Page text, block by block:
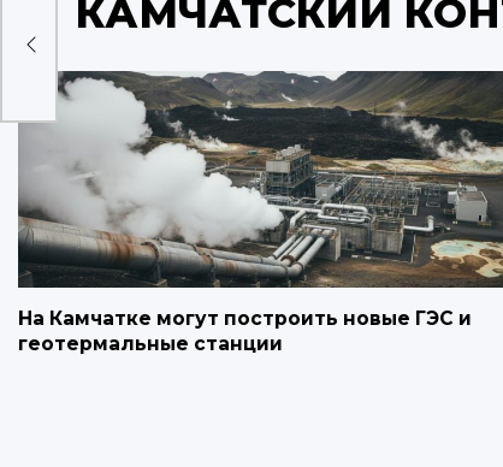
КАМЧАТСКИЙ
На Камчатке могут построить новые ГЭС и
геотермальные станции